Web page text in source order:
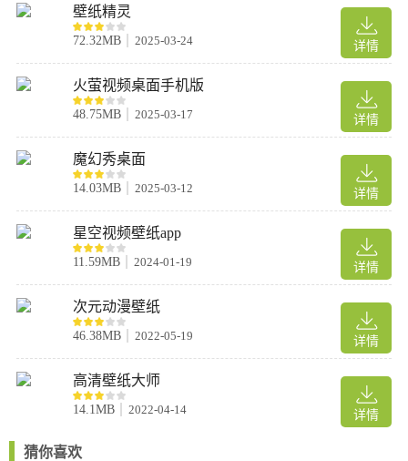
软件功能
1、提供多种主题和话题的壁纸，包括唯美、情侣、美女、星空、
动漫、明星、影视等，可以根据自己的喜好进行选择。
2、可以选择精美的炫酷模板，根据自己的需求进行定制，打造个
性化的手机桌面。
3、自己选择图片制作动态壁纸，享受DIY的乐趣，让手机桌面更加
生动有趣，非常的好玩。
4、拥有炫酷来电秀，手机铃声会跳舞，增加来电的趣味性，让用
户的手机桌面更加炫酷。
5、多种宠物平时吸附到屏幕边上的玩法，宠物可以跟用户打招
呼、蹦蹦跳跳，还会讲笑话哄用户开心
6、多种萌宠形象供用户选择，包括动漫、漫画二次元的人物和生
活中的萌宠等，打破次元限制，让你在手机上也能体验到养宠物的
乐趣。
7、提供了与宠物配套的壁纸和头像，让用户可以配成一套使用，
看起来更加整齐和美观，非常的好用。
软件魅力
1. 海量壁纸：涵盖了各种类型的壁纸，包括风景、人物、动漫、游
2. 动态壁纸：支持动态壁纸设置，可以自定义动态壁纸效果，让你
详情
壁纸精灵
72.32MB 2025-03-24
详情
火萤视频桌面手机版
48.75MB 2025-03-17
详情
魔幻秀桌面
14.03MB 2025-03-12
详情
星空视频壁纸app
11.59MB 2024-01-19
详情
次元动漫壁纸
46.38MB 2022-05-19
详情
高清壁纸大师
14.1MB 2022-04-14
猜你喜欢